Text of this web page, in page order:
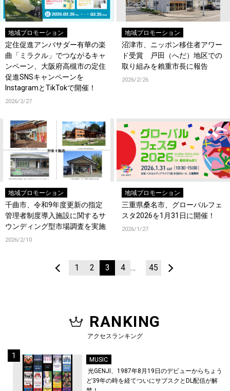
地域プロモーション
定住促進アンバサダー有華の楽
曲「ミラクル」でつながるキャ
ンペーン、大阪府高槻市の定住
促進SNSキャンペーンを
InstagramとTikTokで開催！
2026/2/27
地域プロモーション
沼津市、ニッポン移住者アワー
ド受賞 戸田（へだ）地区での
取り組みを賴重市長に報告
2026/2/26
地域プロモーション
千曲市、令和9年度更新の指定
管理者制度導入施設に関するサ
ウンディング型市場調査を実施
2026/2/10
地域プロモーション
三重県桑名市、グローバルフェ
スタ2026を1月31日に開催！
2026/1/27
1 2 3 4 … 45
RANKING
アクセスランキング
MUSIC
光GENJI、1987年8月19日のデビューからちょう
ど39年の時を経てついにサブスクとDL配信が解